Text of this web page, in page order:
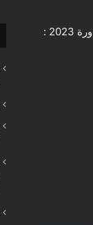
للإشارة لدينا الإحصائيات المتعلقة بالإمتحانات الرسمية دورة 2023، المعطيات المتعلقة بإمتحان شهادة البكالوريا دورة 2023 :